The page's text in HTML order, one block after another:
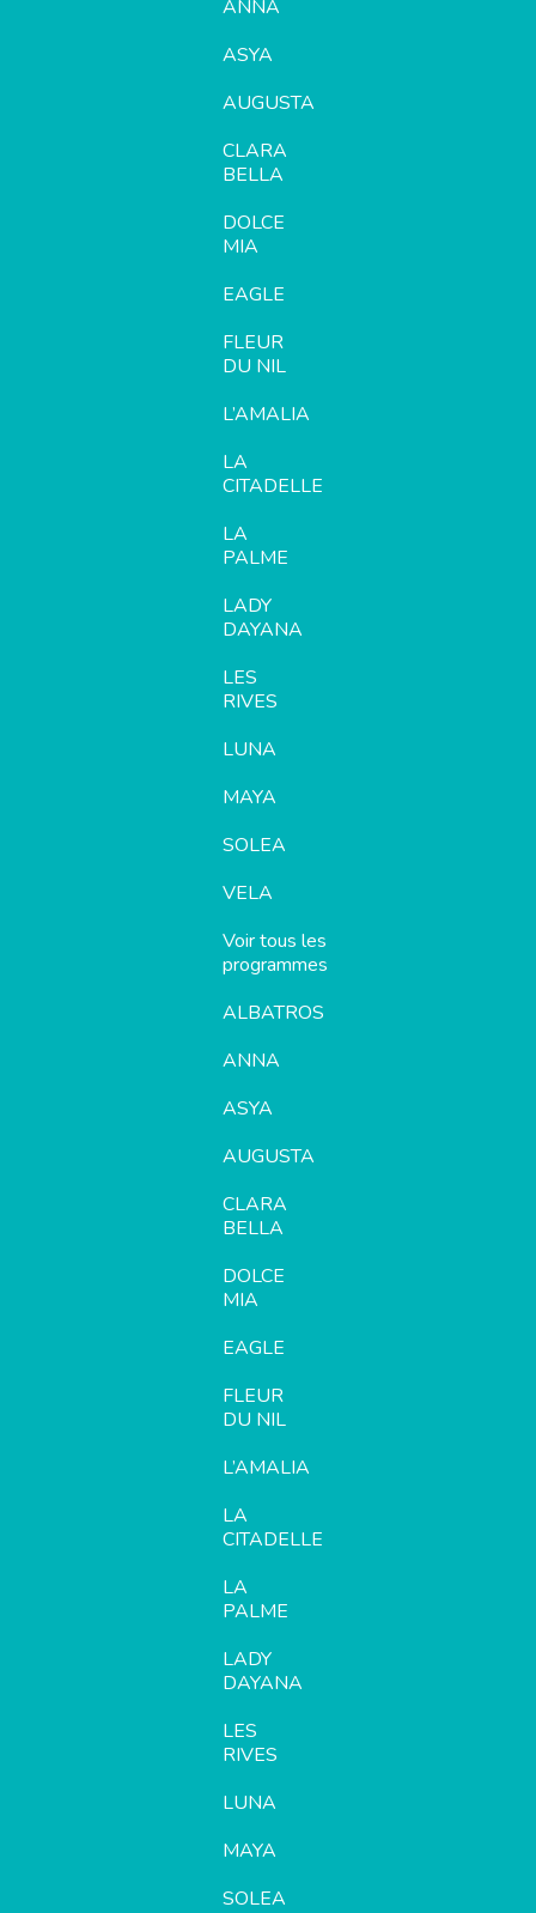
ANNA
ASYA
AUGUSTA
CLARA
BELLA
DOLCE
MIA
EAGLE
FLEUR
DU NIL
L’AMALIA
LA
CITADELLE
LA
PALME
LADY
DAYANA
LES
RIVES
LUNA
MAYA
SOLEA
VELA
Voir tous les
programmes
ALBATROS
ANNA
ASYA
AUGUSTA
CLARA
BELLA
DOLCE
MIA
EAGLE
FLEUR
DU NIL
L’AMALIA
LA
CITADELLE
LA
PALME
LADY
DAYANA
LES
RIVES
LUNA
MAYA
SOLEA